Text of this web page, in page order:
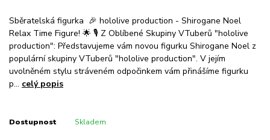
Sběratelská figurka 🎉 hololive production - Shirogane Noel
Relax Time Figure! 🌟 🎙️ Z Oblíbené Skupiny VTuberů "hololive
production": Představujeme vám novou figurku Shirogane Noel z
populární skupiny VTuberů "hololive production". V jejím
uvolněném stylu stráveném odpočinkem vám přinášíme figurku
p... celý popis
Dostupnost Skladem